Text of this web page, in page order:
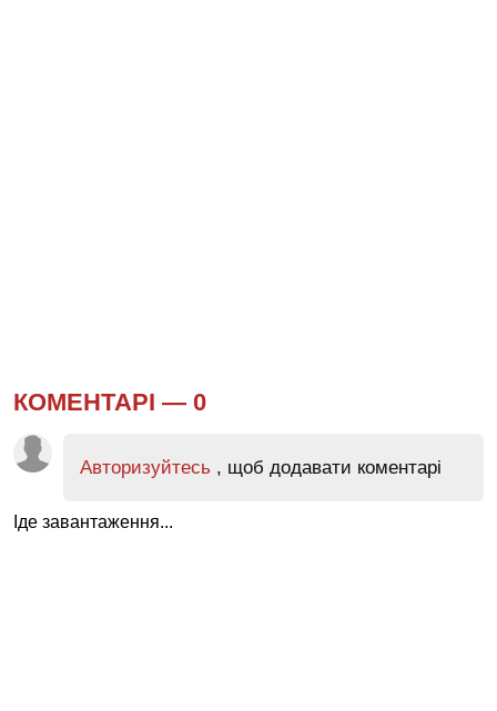
КОМЕНТАРІ — 0
Авторизуйтесь , щоб додавати коментарі
Іде завантаження...